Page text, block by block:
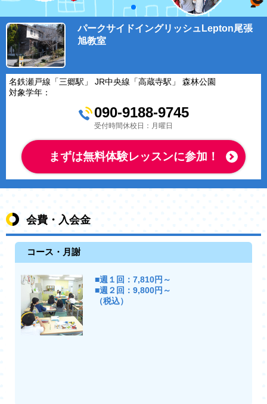
パークサイドイングリッシュLepton尾張
旭教室
名鉄瀬戸線「三郷駅」 JR中央線「高蔵寺駅」 森林公園
対象学年：
090-9188-9745
受付時間休校日：月曜日
まずは無料体験レッスンに参加！
会費・入会金
コース・月謝
■週１回：7,810円～
■週２回：9,800円～
（税込）